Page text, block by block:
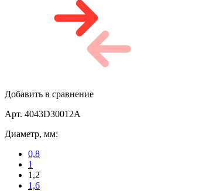
Добавить в сравнение
Арт. 4043D30012A
Диаметр, мм:
0,8
1
1,2
1,6